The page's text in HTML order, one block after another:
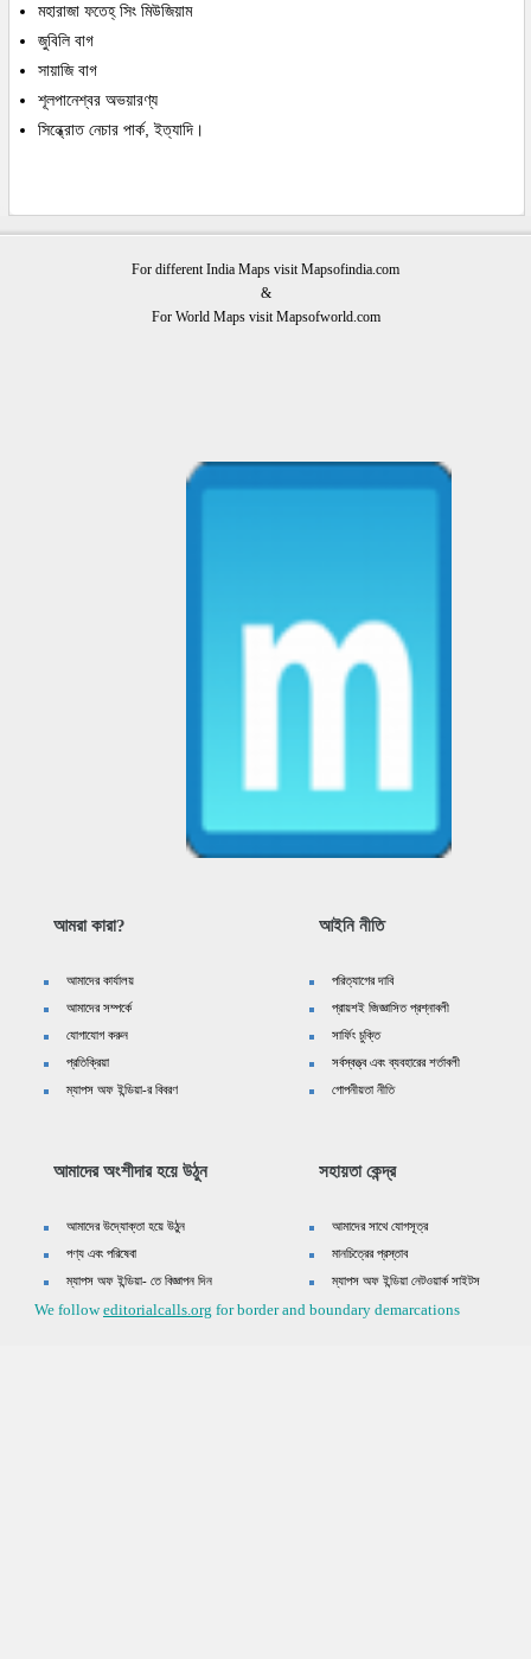
মহারাজা ফতেহ্ সিং মিউজিয়াম
জুবিলি বাগ
সায়াজি বাগ
শূলপানেশ্বর অভয়ারণ্য
সিন্ধ্রোত নেচার পার্ক, ইত্যাদি।
For different India Maps visit Mapsofindia.com
&
For World Maps visit Mapsofworld.com
আমরা কারা?
আমাদের কার্যালয়
আমাদের সম্পর্কে
যোগাযোগ করুন
প্রতিক্রিয়া
ম্যাপস অফ ইন্ডিয়া-র বিবরণ
আইনি নীতি
পরিত্যাগের দাবি
প্রায়শই জিজ্ঞাসিত প্রশ্নাবলী
সার্ফিং চুক্তি
সর্বস্বত্ত্ব এবং ব্যবহারের শর্তাবলী
গোপনীয়তা নীতি
আমাদের অংশীদার হয়ে উঠুন
আমাদের উদ্যোক্তা হয়ে উঠুন
পণ্য এবং পরিষেবা
ম্যাপস অফ ইন্ডিয়া- তে বিজ্ঞাপন দিন
সহায়তা কেন্দ্র
আমাদের সাথে যোগসূত্র
মানচিত্রের প্রস্তাব
ম্যাপস অফ ইন্ডিয়া নেটওয়ার্ক সাইটস
We followeditorialcalls.org for border and boundary demarcations